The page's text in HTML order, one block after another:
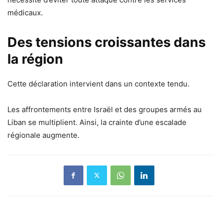
médicaux.
Des tensions croissantes dans
la région
Cette déclaration intervient dans un contexte tendu.
Les affrontements entre Israël et des groupes armés au
Liban se multiplient. Ainsi, la crainte d’une escalade
régionale augmente.